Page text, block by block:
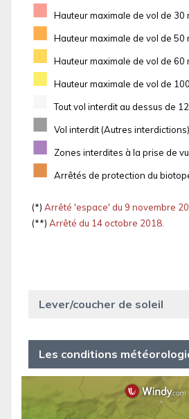
■ Hauteur maximale de vol de 30
■ Hauteur maximale de vol de 50
■ Hauteur maximale de vol de 60
■ Hauteur maximale de vol de
Tout vol interdit au dessus de
■ Vol interdit (Autres interdictions)
■ Zones interdites à la prise de
■ Arrêtés de protection du
(*) Arrêté 'espace' du 9 novembre
(**) Arrêté du 14 octobre 2018.
Lever/coucher de soleil
Les conditions